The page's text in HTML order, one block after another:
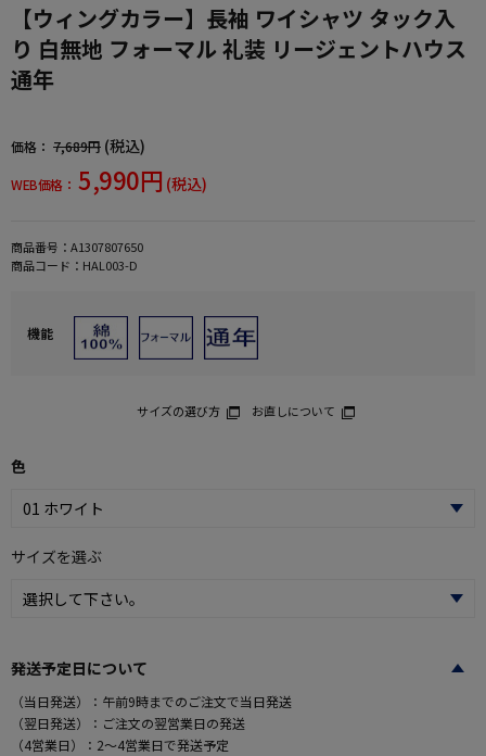
【ウィングカラー】長袖 ワイシャツ タック入
り 白無地 フォーマル 礼装 リージェントハウス
通年
価格： 7,689円 (税込)
WEB価格： 5,990円 (税込)
商品番号： A1307807650
商品コード： HAL003-D
機能
サイズの選び方 お直しについて
色
サイズを選ぶ
発送予定日について
（当日発送）：午前9時までのご注文で当日発送
（翌日発送）：ご注文の翌営業日の発送
（4営業日）：2～4営業日で発送予定